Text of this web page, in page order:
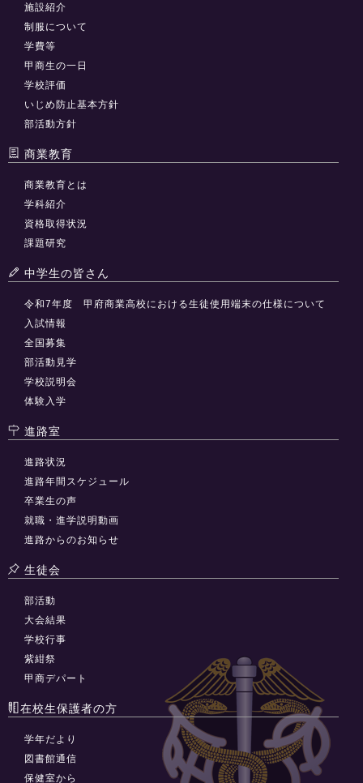
施設紹介
制服について
学費等
甲商生の一日
学校評価
いじめ防止基本方針
部活動方針
商業教育
商業教育とは
学科紹介
資格取得状況
課題研究
中学生の皆さん
令和7年度 甲府商業高校における生徒使用端末の仕様について
入試情報
全国募集
部活動見学
学校説明会
体験入学
進路室
進路状況
進路年間スケジュール
卒業生の声
就職・進学説明動画
進路からのお知らせ
生徒会
部活動
大会結果
学校行事
紫紺祭
甲商デパート
在校生保護者の方
学年だより
図書館通信
保健室から